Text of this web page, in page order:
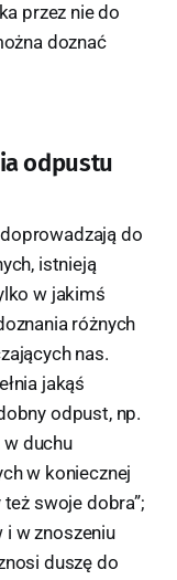
przez nie do
doznać
odpustu
do
istnieją
w jakimś
różnych
nas.
jakąś
odpust, np.
w duchu
w koniecznej
swoje dobra”;
i w znoszeniu
duszę do